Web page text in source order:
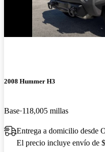
2008 Hummer H3
Base 118,005 millas
Entrega a domicilio desde
El precio incluye envío de